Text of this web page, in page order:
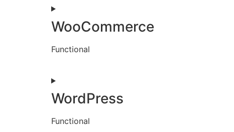
WooCommerce
Functional
WordPress
Functional